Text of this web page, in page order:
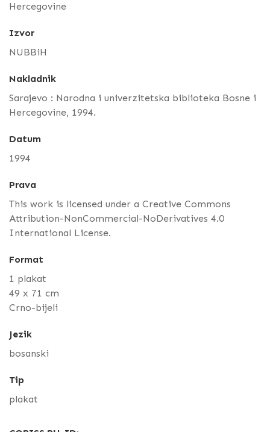
Hercegovine
Izvor
NUBBiH
Nakladnik
Sarajevo : Narodna i univerzitetska biblioteka Bosne i
Hercegovine, 1994.
Datum
1994
Prava
This work is licensed under a Creative Commons
Attribution-NonCommercial-NoDerivatives 4.0
International License.
Format
1 plakat
49 x 71 cm
Crno-bijeli
Jezik
bosanski
Tip
plakat